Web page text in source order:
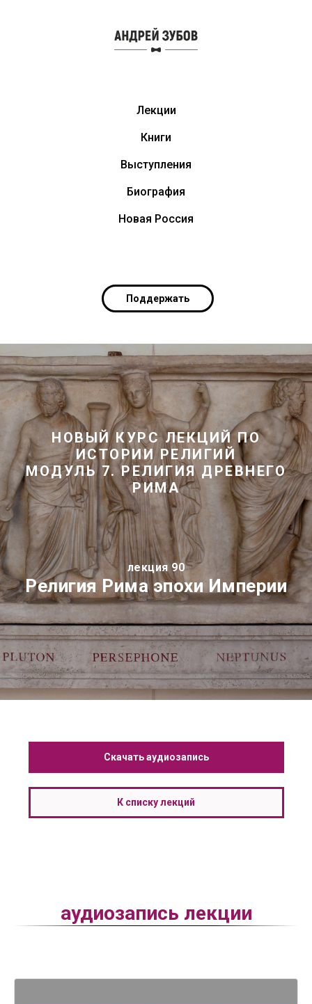
Лекции
Книги
Выступления
Биография
Новая Россия
Поддержать
НОВЫЙ КУРС ЛЕКЦИЙ ПО
ИСТОРИИ РЕЛИГИЙ
МОДУЛЬ 7. РЕЛИГИЯ ДРЕВНЕГО
РИМА
лекция 90
Религия Рима эпохи Империи
Скачать аудиозапись
К списку лекций
аудиозапись лекции